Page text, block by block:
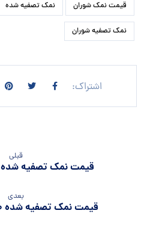
قیمت نمک شوران نمک تصفیه شده
نمک تصفیه شوران
قبلی
قیمت نمک تصفیه شده 20 کیلویی سان
بعدی
قیمت نمک تصفیه شده 20 کیلویی پوسان